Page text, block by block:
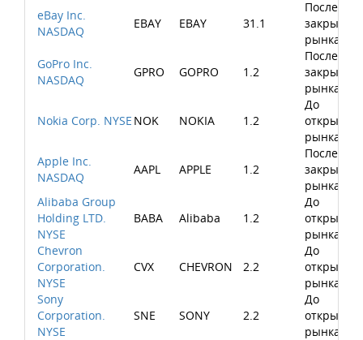
После
закрытия
рынка
31.1
EBAY
EBAY
eBay Inc.
NASDAQ
После
закрытия
рынка
1.2
GOPRO
GPRO
GoPro Inc.
NASDAQ
До
открытия
рынка
1.2
NOKIA
NOK
Nokia Corp. NYSE
После
закрытия
рынка
1.2
APPLE
AAPL
Apple Inc.
NASDAQ
До
открытия
рынка
1.2
Alibaba
BABA
Alibaba Group
Holding LTD.
NYSE
До
открытия
рынка
2.2
CHEVRON
CVX
Chevron
Corporation.
NYSE
До
открытия
рынка
2.2
SONY
SNE
Sony
Corporation.
NYSE